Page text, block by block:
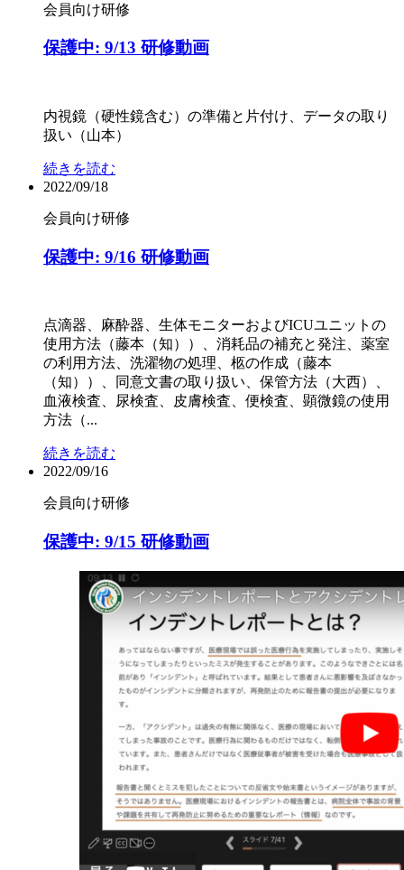
会員向け研修
保護中: 9/13 研修動画
内視鏡（硬性鏡含む）の準備と片付け、データの取り
扱い（山本）
続きを読む
2022/09/18
会員向け研修
保護中: 9/16 研修動画
点滴器、麻酔器、生体モニターおよびICUユニットの
使用方法（藤本（知））、消耗品の補充と発注、薬室
の利用方法、洗濯物の処理、柩の作成（藤本
（知））、同意文書の取り扱い、保管方法（大西）、
血液検査、尿検査、皮膚検査、便検査、顕微鏡の使用
方法（...
続きを読む
2022/09/16
会員向け研修
保護中: 9/15 研修動画